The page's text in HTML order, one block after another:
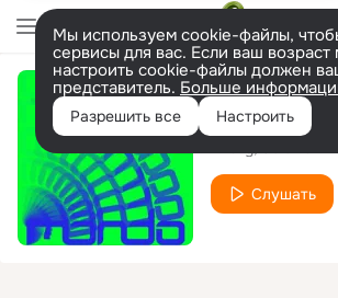
Мы используем cookie-файлы,
сервисы для вас. Если ваш возраст
настроить cookie-файлы должен
представитель. Больше
Разрешить все Настроить
Слушать